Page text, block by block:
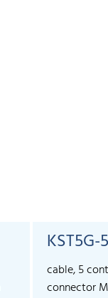
KST5G-
cable, 5
connector